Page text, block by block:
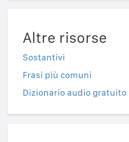
Altre risorse
Sostantivi
Frasi più comuni
Dizionario audio gratuito